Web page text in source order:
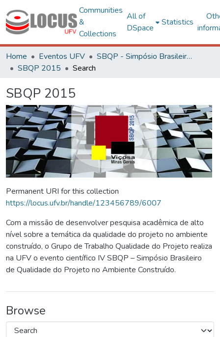
Communities
&
Collections
All of
DSpace
Statistics
Home Eventos UFV
SBQP - Simpósio Brasileiro de Qualidade do Projeto no Ambiente Construído
SBQP 2015
Search
SBQP 2015
Permanent URI for this collection
https://locus.ufv.br/handle/123456789/6007
Com a missão de desenvolver pesquisa acadêmica de alto
nível sobre a temática da qualidade do projeto no ambiente
construído, o Grupo de Trabalho Qualidade do Projeto realiza
na UFV o evento científico IV SBQP – Simpósio Brasileiro
de Qualidade do Projeto no Ambiente Construído.
Browse